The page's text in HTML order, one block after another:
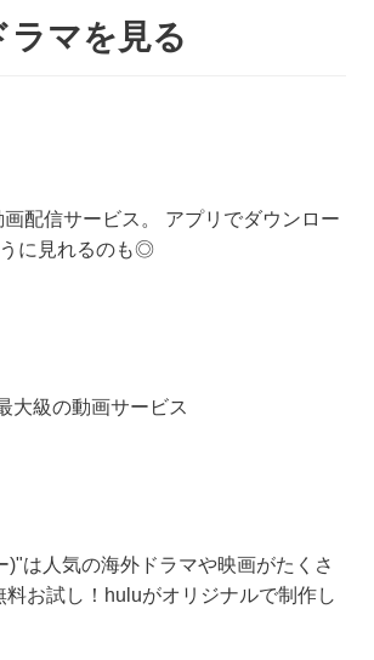
ラマを見る
配信サービス。 アプリでダウンロー
うに見れるのも◎
大級の動画サービス
は人気の海外ドラマや映画がたくさ
お試し！huluがオリジナルで制作し